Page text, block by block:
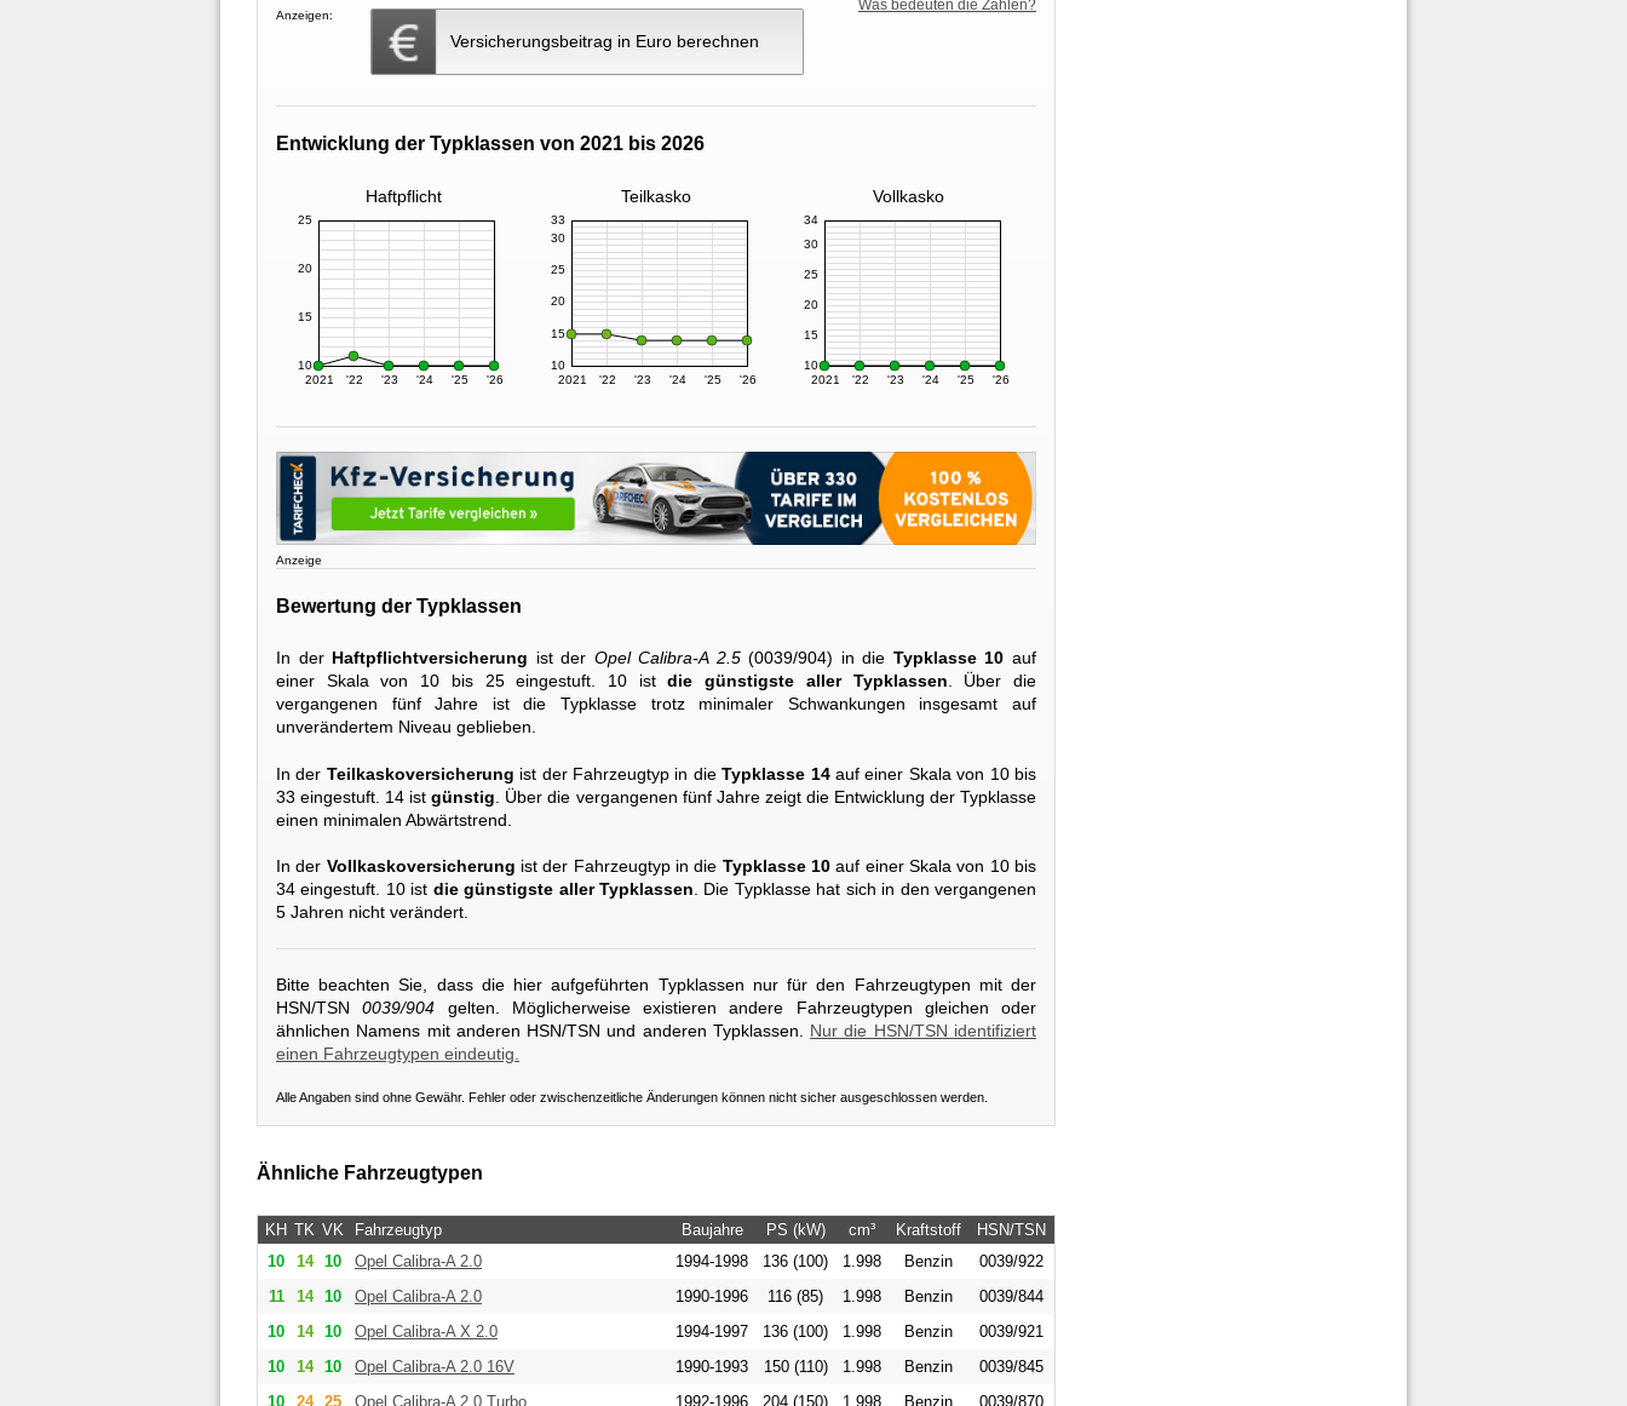
Anzeigen:
Versicherungsbeitrag in Euro berechnen
Was bedeuten die Zahlen?
Entwicklung der Typklassen von 2021 bis 2026
Haftpflicht Teilkasko Vollkasko
2021 '22 '23 '24 '25 '26
10
15
20
25
2021 '22 '23 '24 '25 '26
10
15
20
25
30
33
2021 '22 '23 '24 '25 '26
10
15
20
25
30
34
Anzeige
Bewertung der Typklassen
In der Haftpflichtversicherung ist der Opel Calibra-A 2.5(0039/904) in die Typklasse 10 auf
einer Skala von 10 bis 25 eingestuft. 10 istdie günstigste aller Typklassen . Über die
vergangenen fünf Jahre ist die Typklasse trotz minimaler Schwankungen insgesamt auf
unverändertem Niveau geblieben.
In der Teilkaskoversicherung ist der Fahrzeugtyp in dieTypklasse 14auf einer Skala von 10 bis
33 eingestuft. 14 istgünstig . Über die vergangenen fünf Jahre zeigt die Entwicklung der Typklasse
einen minimalen Abwärtstrend.
In der Vollkaskoversicherung ist der Fahrzeugtyp in die Typklasse 10 auf einer Skala von 10 bis
34 eingestuft. 10 ist die günstigste aller Typklassen. Die Typklasse hat sich in den vergangenen
5 Jahren nicht verändert.
Bitte beachten Sie, dass die hier aufgeführten Typklassen nur für den Fahrzeugtypen mit der
HSN/TSN0039/904 gelten. Möglicherweise existieren andere Fahrzeugtypen gleichen oder
ähnlichen Namens mit anderen HSN/TSN und anderen Typklassen. Nur die HSN/TSN identifiziert
einen Fahrzeugtypen eindeutig.
Alle Angaben sind ohne Gewähr. Fehler oder zwischenzeitliche Änderungen können nicht sicher ausgeschlossen werden.
Ähnliche Fahrzeugtypen
KH TK VK Fahrzeugtyp Baujahre PS (kW) cm³ Kraftstoff
HSN/TSN
10
14 10 Opel Calibra-A 2.0 1994-1998 136 (100) 1.998 Benzin
0039/922
11
14 10 Opel Calibra-A 2.0 1990-1996 116 (85) 1.998 Benzin
0039/844
10
14 10 Opel Calibra-A X 2.0 1994-1997 136 (100) 1.998 Benzin
0039/921
10
14 10 Opel Calibra-A 2.0 16V 1990-1993 150 (110) 1.998 Benzin
0039/845
10
24 25 Opel Calibra-A 2.0 Turbo 1992-1996 204 (150) 1.998 Benzin 0039/870